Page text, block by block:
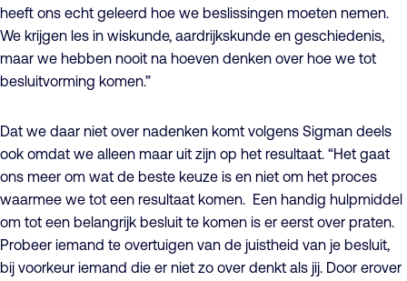
heeft ons echt geleerd hoe we beslissingen moeten nemen.
We krijgen les in wiskunde, aardrijkskunde en geschiedenis,
maar we hebben nooit na hoeven denken over hoe we tot
besluitvorming komen.”
Dat we daar niet over nadenken komt volgens Sigman deels
ook omdat we alleen maar uit zijn op het resultaat. “Het gaat
ons meer om wat de beste keuze is en niet om het proces
waarmee we tot een resultaat komen. Een handig hulpmiddel
om tot een belangrijk besluit te komen is er eerst over praten.
Probeer iemand te overtuigen van de juistheid van je besluit,
bij voorkeur iemand die er niet zo over denkt als jij. Door erover